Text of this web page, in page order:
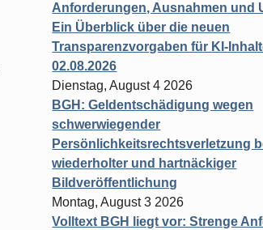
Anforderungen, Ausnahmen und
Ein Überblick über die neuen
Transparenzvorgaben für KI-
02.08.2026
Dienstag, August 4 2026
BGH: Geldentschädigung wegen
schwerwiegender
Persönlichkeitsrechtsverletzung
wiederholter und hartnäckiger
Bildveröffentlichung
Montag, August 3 2026
Volltext BGH liegt vor: Strenge